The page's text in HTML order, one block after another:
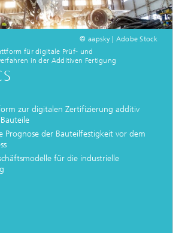
© aapsky | Adobe Stock
für digitale Prüf- und
in der Additiven Fertigung
zur digitalen Zertifizierung additiv
Prognose der Bauteilfestigkeit vor dem
für die industrielle